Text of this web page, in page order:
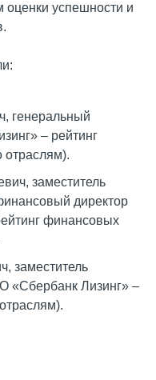
успешности и
генеральный
– рейтинг
отраслям).
заместитель
директор
финансовых
заместитель
«Сбербанк Лизинг» –